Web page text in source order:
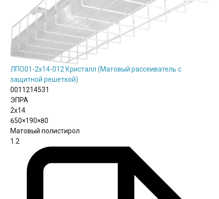
ЛПО01-2х14-012 Кристалл (Матовый рассеиватель с
защитной решеткой)
0011214531
ЭПРА
2х14
650×190×80
Матовый полистирол
1.2